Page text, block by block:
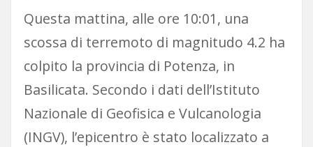
Questa mattina, alle ore 10:01, una
scossa di terremoto di magnitudo 4.2 ha
colpito la provincia di Potenza, in
Basilicata. Secondo i dati dell’Istituto
Nazionale di Geofisica e Vulcanologia
(INGV), l’epicentro è stato localizzato a